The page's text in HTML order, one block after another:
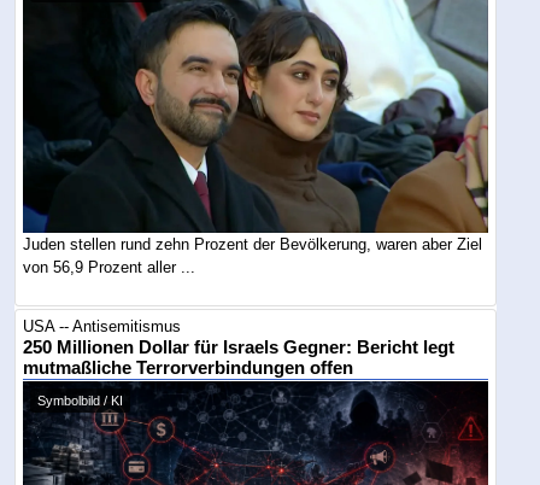
Juden stellen rund zehn Prozent der Bevölkerung, waren aber Ziel
von 56,9 Prozent aller ...
USA -- Antisemitismus
250 Millionen Dollar für Israels Gegner: Bericht legt
mutmaßliche Terrorverbindungen offen
Symbolbild / KI